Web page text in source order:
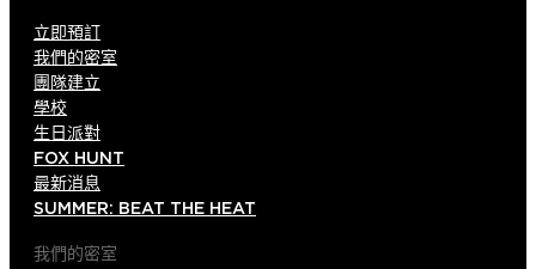
立即預訂
我們的密室
團隊建立
學校
生日派對
FOX HUNT
最新消息
SUMMER: BEAT THE HEAT
我們的密室